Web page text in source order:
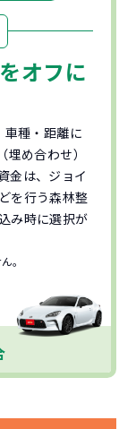
オフに
種・距離に
め合わせ）
金は、ジョイ
を行う森林整
み時に選択が
。